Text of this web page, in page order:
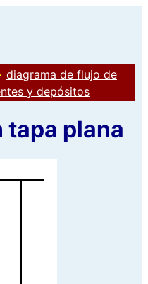
diagrama de flujo de
y depósitos
plana